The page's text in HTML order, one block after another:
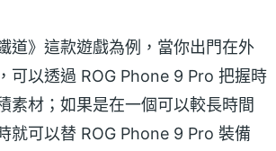
道》這款遊戲為例，當你出門在外
可以透過 ROG Phone 9 Pro 把握時
素材；如果是在一個可以較長時間
就可以替 ROG Phone 9 Pro 裝備